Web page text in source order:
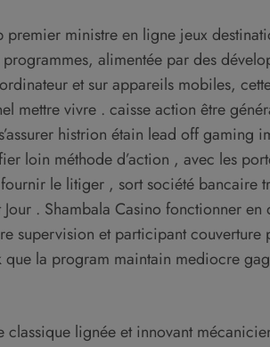
premier ministre en ligne jeux
alimentée par des
et sur appareils mobiles,
mettre vivre . caisse action être
histrion étain lead off gaming
loin méthode d’action , avec les
le litiger , sort société bancaire
. Shambala Casino fonctionner
supervision et participant couverture
la program maintain mediocre
classique lignée et innovant